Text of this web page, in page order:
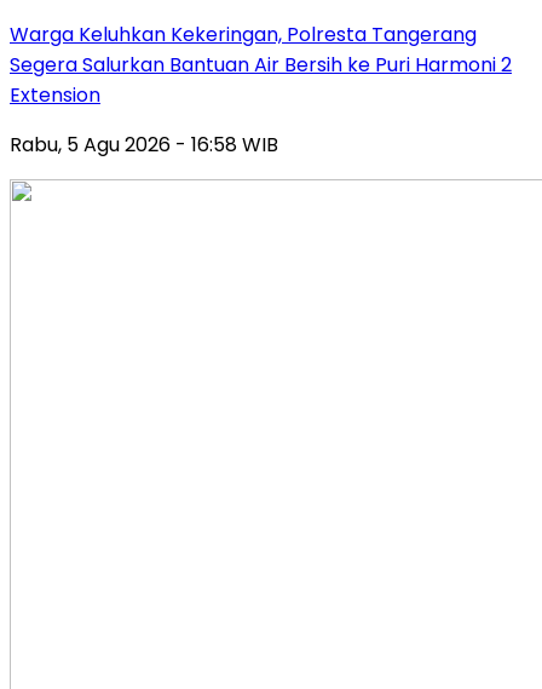
Warga Keluhkan Kekeringan, Polresta Tangerang
Segera Salurkan Bantuan Air Bersih ke Puri Harmoni 2
Extension
Rabu, 5 Agu 2026 - 16:58 WIB